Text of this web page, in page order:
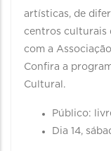
artísticas, de
centros culturais
com a
Confira a
Cultural.
Público:
Dia 14,